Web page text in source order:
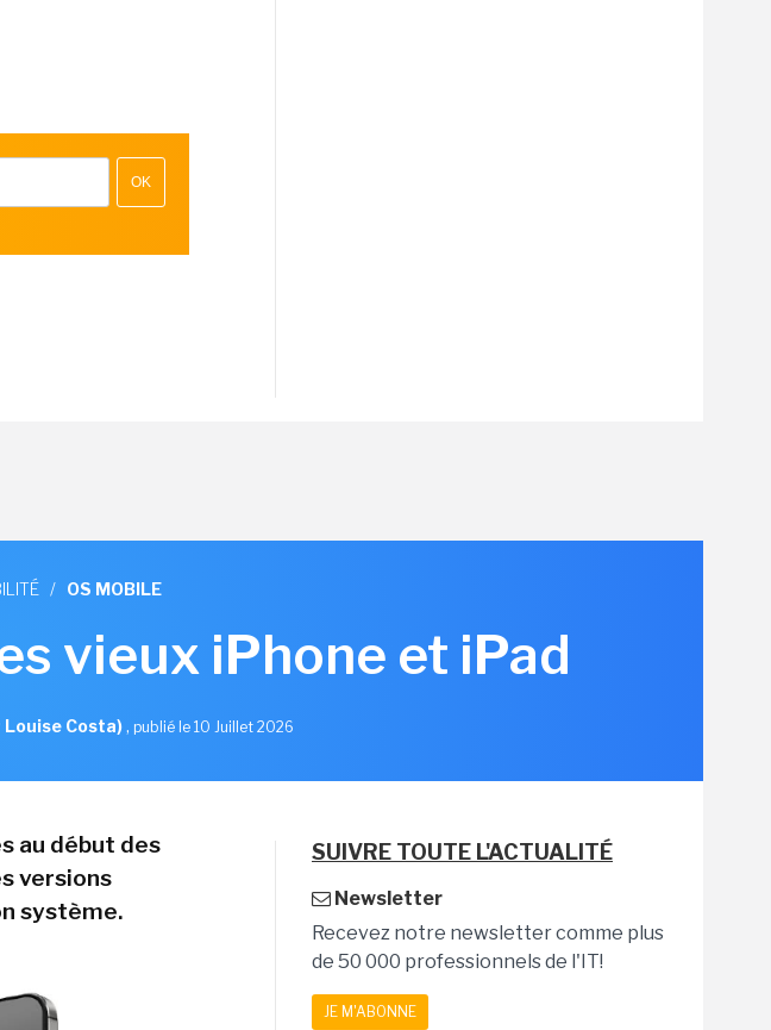
OK
/ OS MOBILE
vieux iPhone et iPad
Costa), publié le 10 Juillet 2026
au début des
versions
système.
SUIVRE TOUTE L'ACTUALITÉ
Newsletter
Recevez notre newsletter comme plus
de 50 000 professionnels de l'IT!
JE M'ABONNE